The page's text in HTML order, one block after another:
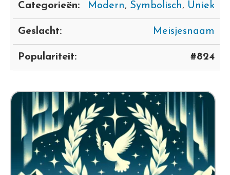
Categorieën: Modern, Symbolisch, Uniek
Geslacht: Meisjesnaam
Populariteit: #824